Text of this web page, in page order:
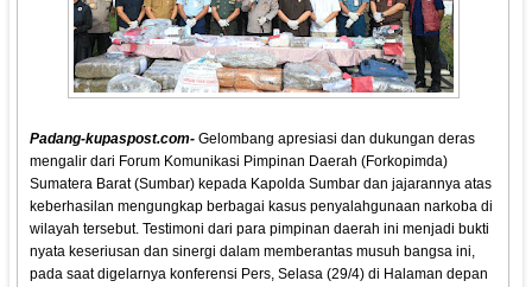
Padang-kupaspost.com- Gelombang apresiasi dan dukungan deras
mengalir dari Forum Komunikasi Pimpinan Daerah (Forkopimda)
Sumatera Barat (Sumbar) kepada Kapolda Sumbar dan jajarannya atas
keberhasilan mengungkap berbagai kasus penyalahgunaan narkoba di
wilayah tersebut. Testimoni dari para pimpinan daerah ini menjadi bukti
nyata keseriusan dan sinergi dalam memberantas musuh bangsa ini,
pada saat digelarnya konferensi Pers, Selasa (29/4) di Halaman depan